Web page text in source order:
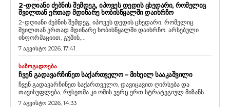
2-ᲓᲦᲘᲐᲜᲘ ᲫᲔᲑᲜᲘᲡ ᲨᲔᲛᲓᲔᲒ, ᲘᲞᲝᲕᲔᲡ ᲓᲔᲓᲘᲡ ᲪᲮᲔᲓᲐᲠᲘ, ᲠᲝᲛᲔᲚᲘᲪ
ᲨᲕᲘᲚᲗᲐᲜ ᲔᲠᲗᲐᲓ ᲛᲓᲘᲜᲐᲠᲔ ᲮᲝᲑᲘᲡᲬᲧᲐᲚᲨᲘ ᲓᲐᲘᲮᲠᲩᲝ
2-დღიანი ძებნის შემდეგ, იპოვეს დედის ცხედარი, რომელიც
შვილთან ერთად მდინარე ხობისწყალში დაიხრჩო. არსებული
ინფორმაციით, გუშინ,...
7 აგვისტო 2026, 17:41
ᲡᲐᲖᲝᲒᲐᲓᲝᲔᲑᲐ
ᲩᲕᲔᲜ ᲒᲐᲓᲐᲕᲐᲠᲩᲘᲜᲔᲗ ᲡᲐᲥᲐᲠᲗᲕᲔᲚᲝ – ᲛᲘᲮᲔᲘᲚ ᲡᲐᲐᲙᲐᲨᲕᲘᲚᲘ
ჩვენ გადავარჩინეთ საქართველო, დავიცავით ღირსება და
თავისუფლება, რუსეთმა კი ომის ვერც ერთ სტრატეგიულ მიზანს...
7 აგვისტო 2026, 14:33